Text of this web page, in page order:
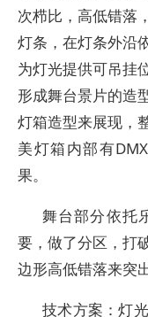
次栉比，高低错落
灯条，在灯条外沿
为灯光提供可吊挂
形成舞台景片的造
灯箱造型来展现，
美灯箱内部有
果。
舞台部分依托
要，做了分区，打
边形高低错落来突
技术方案：灯